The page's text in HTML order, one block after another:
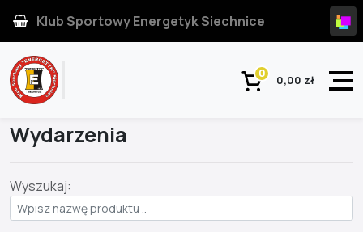
Klub Sportowy Energetyk Siechnice
0 0,00 zł
Strona główna
Wydarzenia
Wyszukaj: